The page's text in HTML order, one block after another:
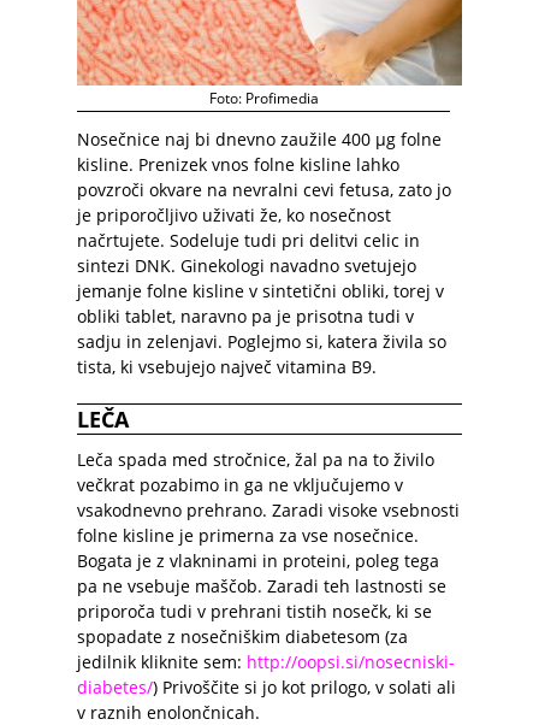
Foto: Profimedia
Nosečnice naj bi dnevno zaužile 400 µg folne
kisline. Prenizek vnos folne kisline lahko
povzroči okvare na nevralni cevi fetusa, zato jo
je priporočljivo uživati že, ko nosečnost
načrtujete. Sodeluje tudi pri delitvi celic in
sintezi DNK. Ginekologi navadno svetujejo
jemanje folne kisline v sintetični obliki, torej v
obliki tablet, naravno pa je prisotna tudi v
sadju in zelenjavi. Poglejmo si, katera živila so
tista, ki vsebujejo največ vitamina B9.
LEČA
Leča spada med stročnice, žal pa na to živilo
večkrat pozabimo in ga ne vključujemo v
vsakodnevno prehrano. Zaradi visoke vsebnosti
folne kisline je primerna za vse nosečnice.
Bogata je z vlakninami in proteini, poleg tega
pa ne vsebuje maščob. Zaradi teh lastnosti se
priporoča tudi v prehrani tistih nosečk, ki se
spopadate z nosečniškim diabetesom (za
jedilnik kliknite sem: http://oopsi.si/nosecniski-
diabetes/) Privoščite si jo kot prilogo, v solati ali
v raznih enolončnicah.